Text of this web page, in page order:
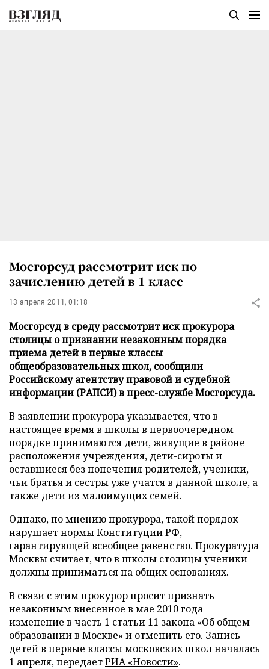
Мосгорсуд рассмотрит иск по
зачислению детей в 1 класс
13 апреля 2011, 01:18
Мосгорсуд в среду рассмотрит иск прокурора
столицы о признании незаконным порядка
приема детей в первые классы
общеобразовательных школ, сообщили
Российскому агентству правовой и судебной
информации (РАПСИ) в пресс-службе Мосгорсуда.
В заявлении прокурора указывается, что в
настоящее время в школы в первоочередном
порядке принимаются дети, живущие в районе
расположения учреждения, дети-сироты и
оставшиеся без попечения родителей, ученики,
чьи братья и сестры уже учатся в данной школе, а
также дети из малоимущих семей.
Однако, по мнению прокурора, такой порядок
нарушает нормы Конституции РФ,
гарантирующей всеобщее равенство. Прокуратура
Москвы считает, что в школы столицы ученики
должны приниматься на общих основаниях.
В связи с этим прокурор просит признать
незаконным внесенное в мае 2010 года
изменение в часть 1 статьи 11 закона «Об общем
образовании в Москве» и отменить его. Запись
детей в первые классы московских школ началась
1 апреля, передаетРИА «Новости».